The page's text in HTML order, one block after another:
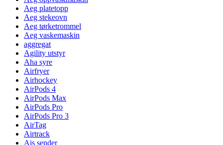
Aeg platetopp
Aeg stekeovn
Aeg tørketrommel
Aeg vaskemaskin
aggregat
Agility utstyr
Aha syre
Airfryer
Airhockey
AirPods 4
AirPods Max
AirPods Pro
AirPods Pro 3
AirTag
Airtrack
Ais sender